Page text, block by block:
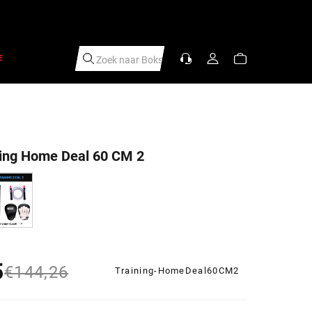
Zoek naar S|
Home Deal 60 CM 2
€144,26 Training-HomeDeal60CM2